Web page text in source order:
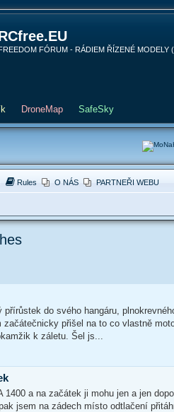
FÓRUM - RÁDIEM ŘÍZENÉ
DroneMap SafeSky
Rules O NÁS PARTNEŘI WEBU
přírůstek do svého hangáru,
začátečnicky přišel na to co vlastně
k záletu. Šel js...
1400 a na začátek ji mohu jen a jen
jsem na zádech místo odtlačení